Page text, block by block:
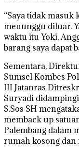
“Saya tidak
menunggu diluar.
waktu itu Yoki,
barang saya dapat
Sementara,
Sumsel Kombes
III Jatanras
Suryadi
S.Sos SH
memback up
Palembang dalam
rumah kosong